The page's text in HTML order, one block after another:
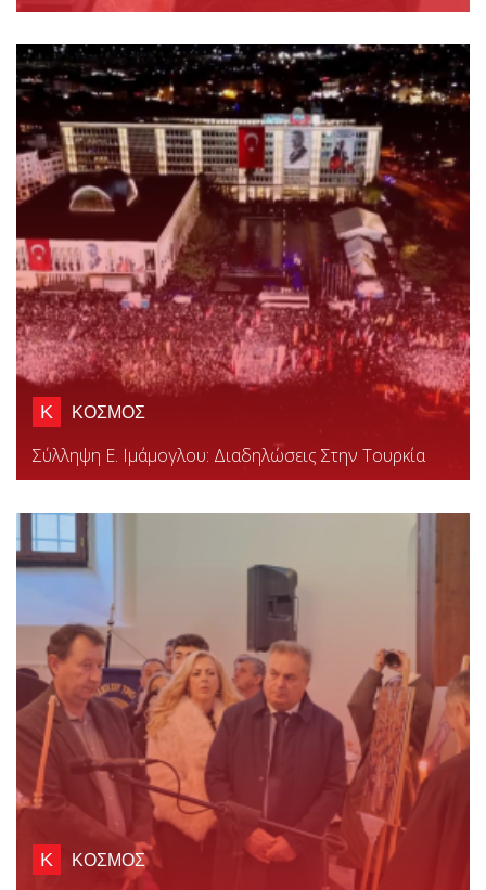
Κ ΚΟΣΜΟΣ
Σύλληψη E. Ιμάμογλου: Διαδηλώσεις Στην Τουρκία
Κ ΚΟΣΜΟΣ